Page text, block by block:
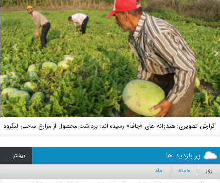
گزارش تصویری؛ هندوانه های «چاف» رسیده اند؛ برداشت محصول از مزارع ساحلی لنگرود
Next
پر بازدید ها بيشتر ...
روز هفته ماه